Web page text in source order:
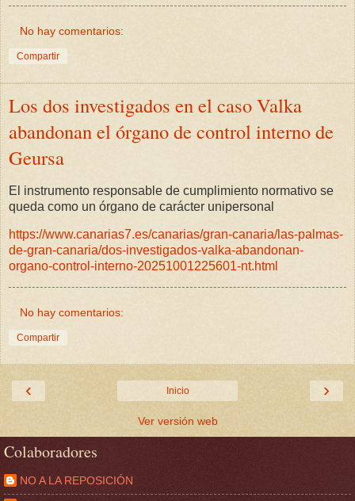
No hay comentarios:
Compartir
Los dos investigados en el caso Valka
abandonan el órgano de control interno de
Geursa
El instrumento responsable de cumplimiento normativo se
queda como un órgano de carácter unipersonal
https://www.canarias7.es/canarias/gran-canaria/las-palmas-
de-gran-canaria/dos-investigados-valka-abandonan-
organo-control-interno-20251001225601-nt.html
No hay comentarios:
Compartir
‹ ›
Inicio
Ver versión web
Colaboradores
NO A LA REPOSICIÓN